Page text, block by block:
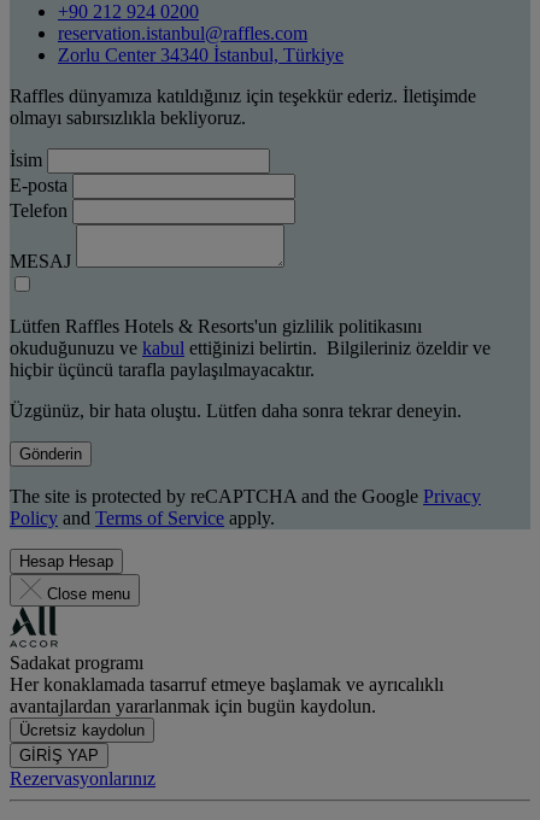
+90 212 924 0200
reservation.istanbul@raffles.com
Zorlu Center 34340 İstanbul, Türkiye
Raffles dünyamıza katıldığınız için teşekkür ederiz. İletişimde
olmayı sabırsızlıkla bekliyoruz.
İsim
E-posta
Telefon
MESAJ
Lütfen Raffles Hotels & Resorts'un gizlilik politikasını
okuduğunuzu ve kabul ettiğinizi belirtin. Bilgileriniz özeldir ve
hiçbir üçüncü tarafla paylaşılmayacaktır.
Üzgünüz, bir hata oluştu. Lütfen daha sonra tekrar deneyin.
Gönderin
The site is protected by reCAPTCHA and the Google Privacy
Policy and Terms of Service apply.
Hesap Hesap
Close menu
Sadakat programı
Her konaklamada tasarruf etmeye başlamak ve ayrıcalıklı
avantajlardan yararlanmak için bugün kaydolun.
Ücretsiz kaydolun
GİRİŞ YAP
Rezervasyonlarınız